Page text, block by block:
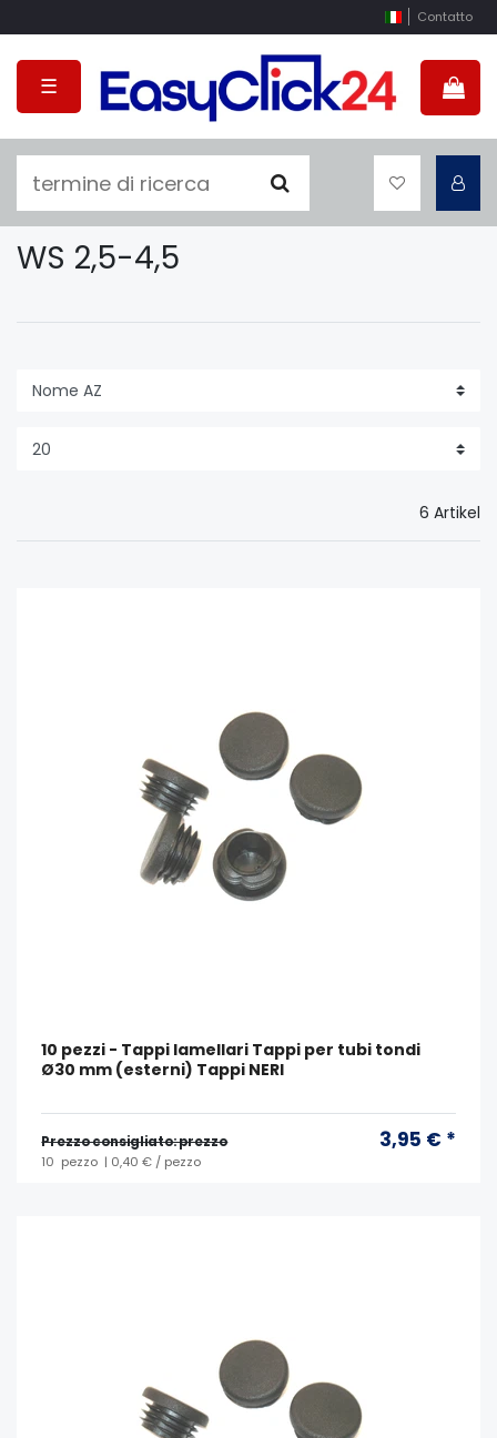
Contatto
☰
WS 2,5-4,5
6 Artikel
10 pezzi - Tappi lamellari Tappi per tubi tondi
Ø30 mm (esterni) Tappi NERI
Prezzo consigliato: prezzo 3,95 € *
10 pezzo | 0,40 € / pezzo